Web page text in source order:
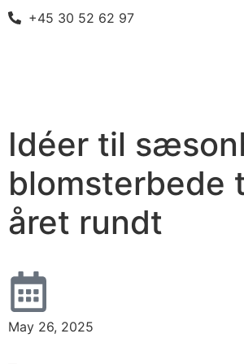
+45 30 52 62 97
Idéer til
blomsterbede
året rundt
May 26, 2025